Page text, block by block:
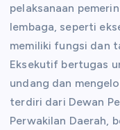
pelaksanaan
lembaga, seperti
memiliki fungsi dan
Eksekutif bertugas
undang dan
terdiri dari Dewan
Perwakilan Daerah,